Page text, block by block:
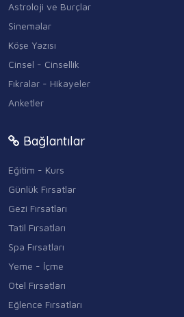
Astroloji ve Burçlar
Sinemalar
Köşe Yazısı
Cinsel - Cinsellik
Fıkralar - Hikayeler
Anketler
Bağlantılar
Eğitim - Kurs
Günlük Fırsatlar
Gezi Fırsatları
Tatil Fırsatları
Spa Fırsatları
Yeme - İçme
Otel Fırsatları
Eğlence Fırsatları